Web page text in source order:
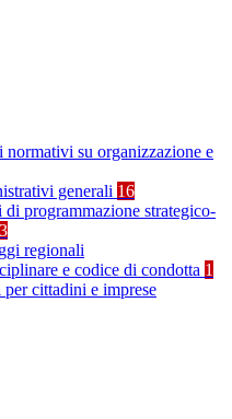
normativi su organizzazione e
generali 16
programmazione strategico-
3
regionali
e codice di condotta 1
cittadini e imprese